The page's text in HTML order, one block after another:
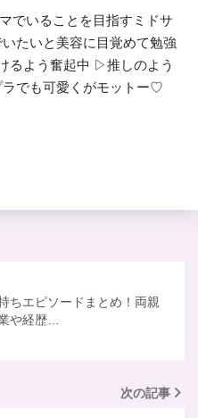
でいることを目指すミドサ
たいと美容に目覚めて勉強
るよう奮起中 ▷推しのよう
でも可愛くがモットー♡
ちエピソードまとめ！両親
や経歴…
次の記事